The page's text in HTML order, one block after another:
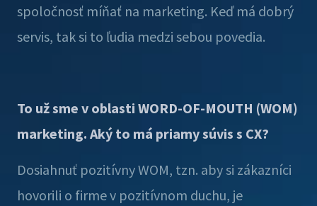
spoločnosť míňať na marketing. Keď má dobrý
servis, tak si to ľudia medzi sebou povedia.
To už sme v oblasti WORD-OF-MOUTH (WOM)
marketing. Aký to má priamy súvis s CX?
Dosiahnuť pozitívny WOM, tzn. aby si zákazníci
hovorili o firme v pozitívnom duchu, je